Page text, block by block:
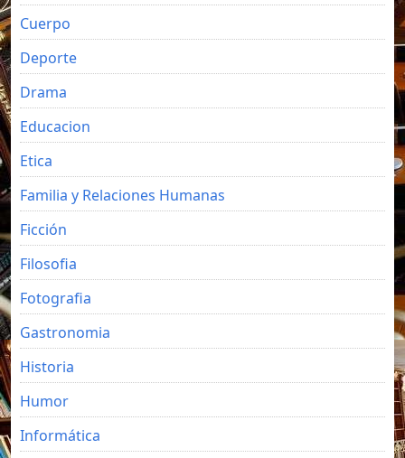
Cuerpo
Deporte
Drama
Educacion
Etica
Familia y Relaciones Humanas
Ficción
Filosofia
Fotografia
Gastronomia
Historia
Humor
Informática